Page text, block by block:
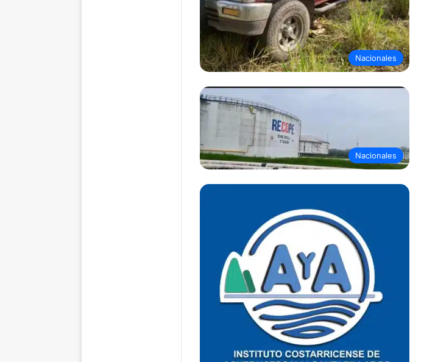
Nacionales
Nacionales